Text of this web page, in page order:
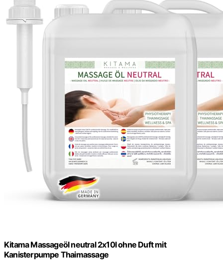
Kitama Massageöl neutral 2x10l ohne Duft mit
Kanisterpumpe Thaimassage